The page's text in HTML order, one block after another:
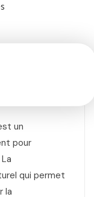
un
pour
qui permet
la